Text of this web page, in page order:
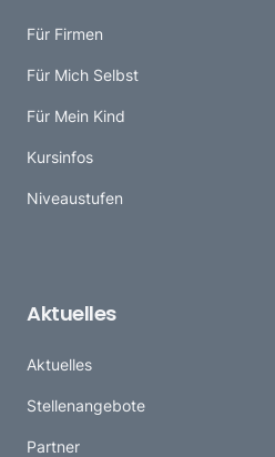
Für Firmen
Für Mich Selbst
Für Mein Kind
Kursinfos
Niveaustufen
Aktuelles
Aktuelles
Stellenangebote
Partner